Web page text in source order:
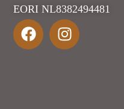
EORI NL8382494481